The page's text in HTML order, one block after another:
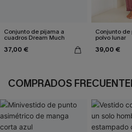
Conjunto de pijama a
cuadros Dream Much
37,00 €
Conjunto de
polvo lunar
39,00 €
COMPRADOS